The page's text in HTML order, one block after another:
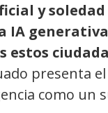
y soledad
IA
estos
presenta
como un